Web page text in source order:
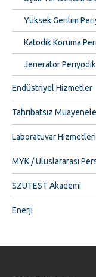
Yüksek Gerilim
Katodik Koruma
Jeneratör
Endüstriyel Hizmetler
Tahribatsız
Laboratuvar Hizmetleri
MYK / Uluslararası
SZUTEST Akademi
Enerji